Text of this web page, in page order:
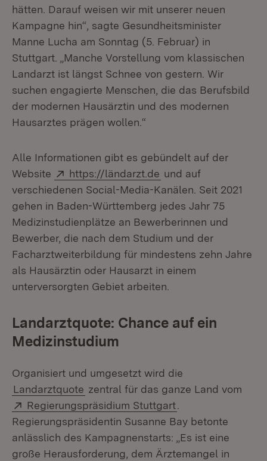
hätten. Darauf weisen wir mit unserer neuen
Kampagne hin“, sagte Gesundheitsminister
Manne Lucha am Sonntag (5. Februar) in
Stuttgart. „Manche Vorstellung vom klassischen
Landarzt ist längst Schnee von gestern. Wir
suchen engagierte Menschen, die das Berufsbild
der modernen Hausärztin und des modernen
Hausarztes prägen wollen.“
Alle Informationen gibt es gebündelt auf der
Website
Extern:
https://ländarzt.de (Öffnet in neuem
und auf
verschiedenen Social-Media-Kanälen. Seit 2021
gehen in Baden-Württemberg jedes Jahr 75
Medizinstudienplätze an Bewerberinnen und
Bewerber, die nach dem Studium und der
Facharztweiterbildung für mindestens zehn Jahre
als Hausärztin oder Hausarzt in einem
unterversorgten Gebiet arbeiten.
Landarztquote: Chance auf ein
Medizinstudium
Organisiert und umgesetzt wird die
Landarztquote zentral für das ganze Land vom
Extern:
Regierungspräsidium Stuttgart
Regierungspräsidentin Susanne Bay betonte
anlässlich des Kampagnenstarts: „Es ist eine
große Herausforderung, dem Ärztemangel in